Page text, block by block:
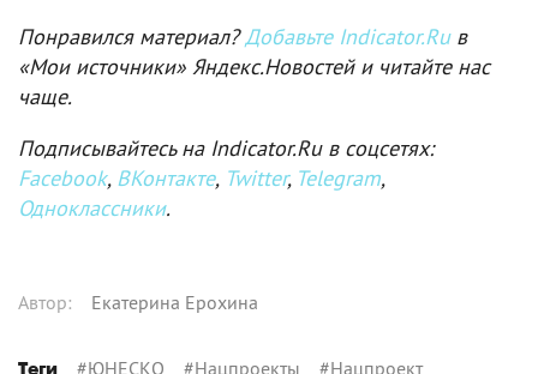
Понравился материал?Добавьте Indicator.Ruв
«Мои источники» Яндекс.Новостей и читайте нас
чаще.
Подписывайтесь на Indicator.Ru в соцсетях:
Facebook, ВКонтакте, Twitter, Telegram,
Одноклассники.
Автор: Екатерина Ерохина
Теги #ЮНЕСКО #Нацпроекты #Нацпроект